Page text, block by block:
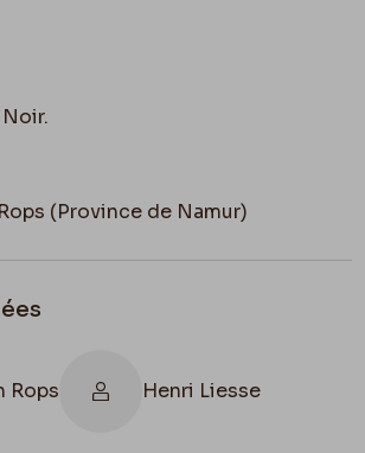
(Province de Namur)
Rops Henri Liesse